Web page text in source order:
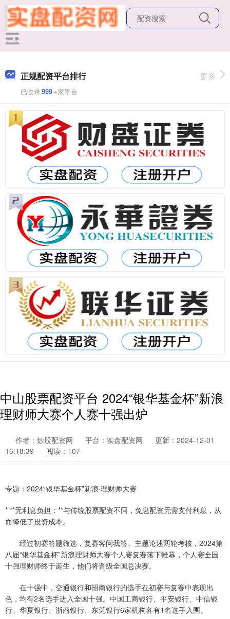
正规配资平台排行
已收录999+家平台
更多
中山股票配资平台 2024“银华基金杯”新浪
理财师大赛个人赛十强出炉
作者：炒股配资网 平台：实盘配资网
更新：2024-12-01
16:18:39
阅读：107
专题：2024“银华基金杯”新浪·理财师大赛
* **无利息负担：**与传统股票配资不同，免息配资无需支付利息，从
而降低了投资成本。
经过初赛答题筛选，复赛客问我答、主题论述两轮考核，2024第
八届“银华基金杯”新浪理财师大赛个人赛复赛落下帷幕，个人赛全国
十强理财师终于诞生，他们将晋级全国总决赛。
在十强中，交通银行和招商银行的选手在初赛与复赛中表现出
色，均有2名选手进入全国十强。中国工商银行、平安银行、中信银
行、华夏银行、浙商银行、东莞银行6家机构各有1名选手入围。